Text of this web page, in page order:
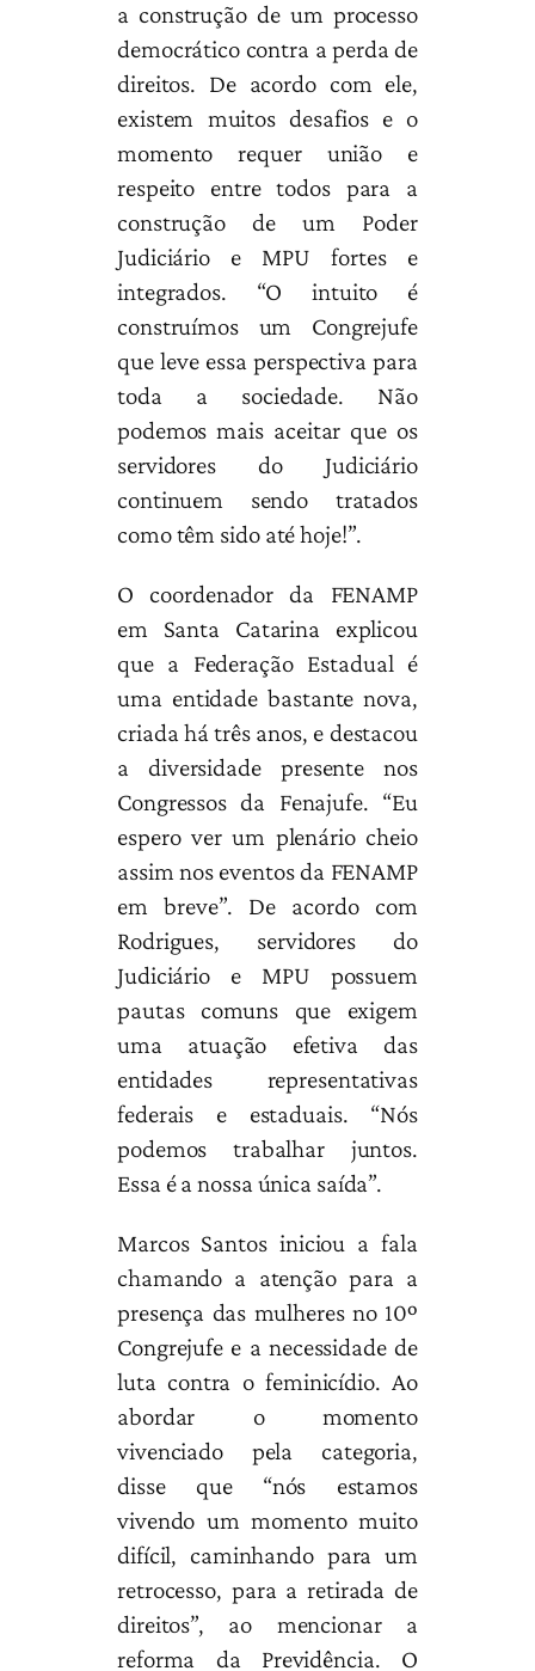
a construção de um processo
democrático contra a perda de
direitos. De acordo com ele,
existem muitos desafios e o
momento requer união e
respeito entre todos para a
construção de um Poder
Judiciário e MPU fortes e
integrados. “O intuito é
construímos um Congrejufe
que leve essa perspectiva para
toda a sociedade. Não
podemos mais aceitar que os
servidores do Judiciário
continuem sendo tratados
como têm sido até hoje!”.
O coordenador da FENAMP
em Santa Catarina explicou
que a Federação Estadual é
uma entidade bastante nova,
criada há três anos, e destacou
a diversidade presente nos
Congressos da Fenajufe. “Eu
espero ver um plenário cheio
assim nos eventos da FENAMP
em breve”. De acordo com
Rodrigues, servidores do
Judiciário e MPU possuem
pautas comuns que exigem
uma atuação efetiva das
entidades representativas
federais e estaduais. “Nós
podemos trabalhar juntos.
Essa é a nossa única saída”.
Marcos Santos iniciou a fala
chamando a atenção para a
presença das mulheres no 10º
Congrejufe e a necessidade de
luta contra o feminicídio. Ao
abordar o momento
vivenciado pela categoria,
disse que “nós estamos
vivendo um momento muito
difícil, caminhando para um
retrocesso, para a retirada de
direitos”, ao mencionar a
reforma da Previdência. O